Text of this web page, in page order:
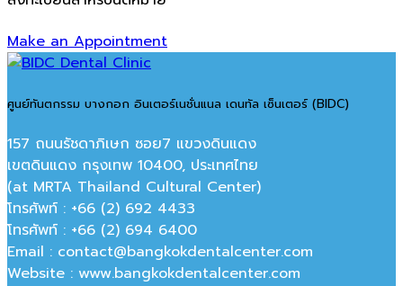
Make an Appointment
ศูนย์ทันตกรรม บางกอก อินเตอร์เนชั่นแนล เดนทัล เซ็นเตอร์ (BIDC)
157 ถนนรัชดาภิเษก ซอย7 แขวงดินแดง
เขตดินแดง กรุงเทพ 10400, ประเทศไทย
(at MRTA Thailand Cultural Center)
โทรศัพท์ : +66 (2) 692 4433
โทรศัพท์ : +66 (2) 694 6400
Email : contact@bangkokdentalcenter.com
Website : www.bangkokdentalcenter.com